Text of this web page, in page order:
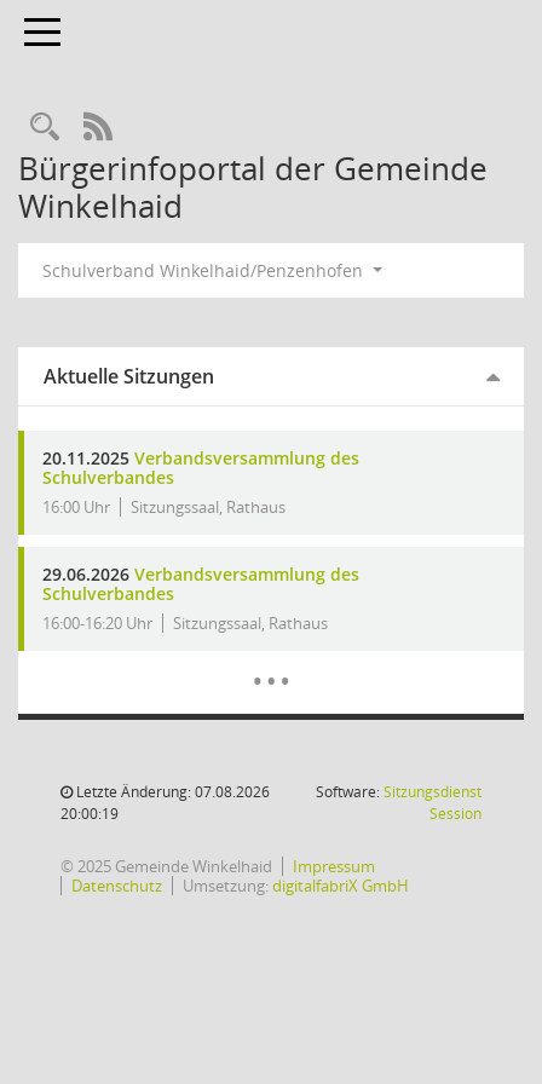
Toggle navigation
Rechercheauswahl
RSS-Feed
Bürgerinfoportal der Gemeinde
Winkelhaid
Schulverband Winkelhaid/Penzenhofen
Aktuelle Sitzungen
20.11.2025 Verbandsversammlung des
Schulverbandes
16:00 Uhr Sitzungssaal, Rathaus
29.06.2026 Verbandsversammlung des
Schulverbandes
16:00-16:20 Uhr Sitzungssaal, Rathaus
…
Letzte Änderung: 07.08.2026
20:00:19
Software:Sitzungsdienst
Session(Wird in
© 2025 Gemeinde Winkelhaid
Impressum
Datenschutz
Umsetzung:digitalfabriX GmbH